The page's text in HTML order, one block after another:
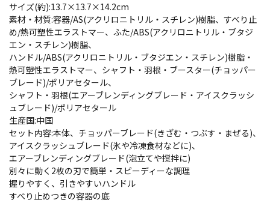
サイズ(約):13.7×13.7×14.2cm
素材・材質:容器/AS(アクリロニトリル・スチレン)樹脂、すべり止
め/熱可塑性エラストマー、ふた/ABS(アクリロニトリル・ブタジ
エン・スチレン)樹脂、
ハンドル/ABS(アクリロニトリル・ブタジエン・スチレン)樹脂・
熱可塑性エラストマー、シャフト・羽根・ブースター(チョッパー
ブレード)/ポリアセタール、
シャフト・羽根(エアーブレンディングブレード・アイスクラッシ
ュブレード)/ポリアセタール
生産国:中国
セット内容:本体、チョッパーブレード(きざむ・つぶす・まぜる)、
アイスクラッシュブレード(氷や冷凍食材などに)、
エアーブレンディングブレード(泡立てや撹拌に)
別々に動く2枚の刃で簡単・スピーディーな調理
握りやすく、引きやすいハンドル
すべり止めつきの容器の底